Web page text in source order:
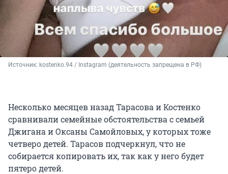
Источник: kostenko.94 / Instagram (деятельность запрещена в РФ)
Несколько месяцев назад Тарасова и Костенко
сравнивали семейные обстоятельства с семьей
Джигана и Оксаны Самойловых, у которых тоже
четверо детей. Тарасов подчеркнул, что не
собирается копировать их, так как у него будет
пятеро детей.